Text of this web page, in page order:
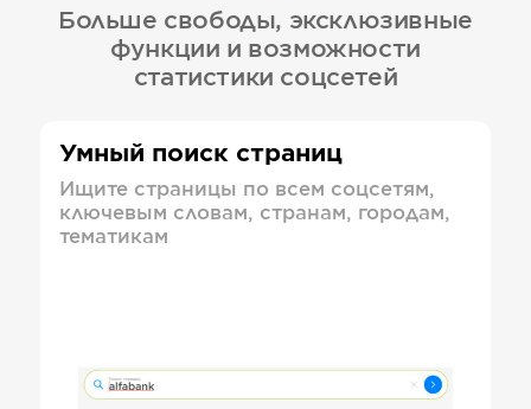
Больше свободы, эксклюзивные
функции и возможности
статистики соцсетей
Умный поиск страниц
Ищите страницы по всем соцсетям,
ключевым словам, странам, городам,
тематикам